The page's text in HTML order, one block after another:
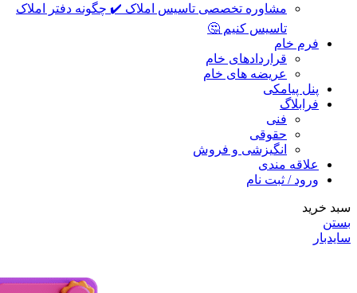
مشاوره تخصصی تاسیس املاک ✔️ چگونه دفتر املاک
تاسیس کنیم 🤔
فرم خام
قراردادهای خام
عریضه های خام
پنل پیامکی
فرابلاگ
فنی
حقوقی
انگیزشی و فروش
علاقه مندی
ورود / ثبت نام
سبد خرید
بستن
سایدبار